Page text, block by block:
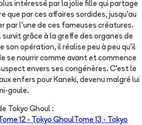
intéressé par la jolie fille qui partage
que par ces affaires sordides, jusqu'au
par l'une de ces fameuses créatures.
grâce à la greffe des organes de
son opération, il réalise peu à peu qu'il
se nourrir comme avant et commence
envers ses congénères. C'est le
enfers pour Kaneki, devenu malgré lui
goule.
Tokyo Ghoul :
12 - Tokyo Ghoul Tome 13 - Tokyo